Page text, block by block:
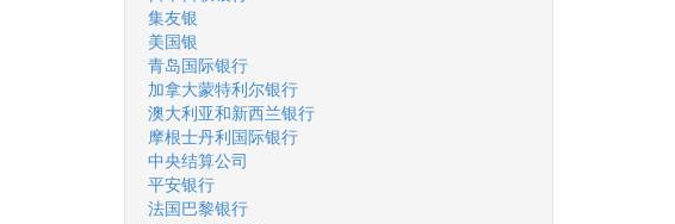
集友银
美国银
青岛国际银行
加拿大蒙特利尔银行
澳大利亚和新西兰银行
摩根士丹利国际银行
中央结算公司
平安银行
法国巴黎银行